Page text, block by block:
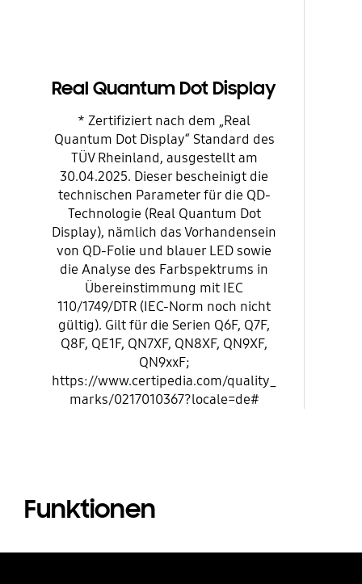
Real Quantum Dot Display
* Zertifiziert nach dem „Real
Quantum Dot Display“ Standard des
TÜV Rheinland, ausgestellt am
30.04.2025. Dieser bescheinigt die
technischen Parameter für die QD-
Technologie (Real Quantum Dot
Display), nämlich das Vorhandensein
von QD-Folie und blauer LED sowie
die Analyse des Farbspektrums in
Übereinstimmung mit IEC
110/1749/DTR (IEC-Norm noch nicht
gültig). Gilt für die Serien Q6F, Q7F,
Q8F, QE1F, QN7XF, QN8XF, QN9XF,
QN9xxF;
https://www.certipedia.com/quality_
marks/0217010367?locale=de#
Funktionen